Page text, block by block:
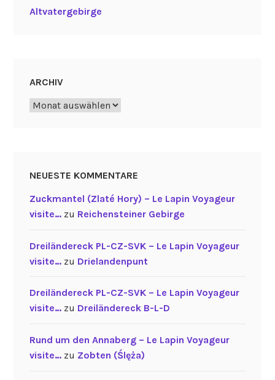
Altvatergebirge
ARCHIV
Archiv
NEUESTE KOMMENTARE
Zuckmantel (Zlaté Hory) – Le Lapin Voyageur
visite…zu Reichensteiner Gebirge
Dreiländereck PL-CZ-SVK – Le Lapin Voyageur
visite…zu Drielandenpunt
Dreiländereck PL-CZ-SVK – Le Lapin Voyageur
visite…zu Dreiländereck B-L-D
Rund um den Annaberg – Le Lapin Voyageur
visite…zu Zobten (Ślęża)